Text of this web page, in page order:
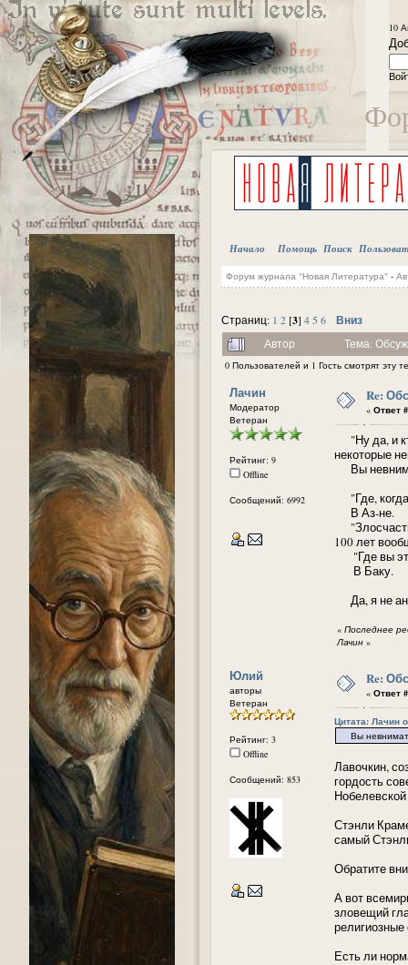
10
Начало Помощь Поиск
Форум журнала "Новая Литература"-
Страниц: 1 2 [3] 4 5 6 Вниз
Автор Тема:
0 Пользователей и 1 Гость смотрят эту
Лачин
Модератор
Ветеран
Рейтинг: 9
Offline
Сообщений: 6992
Re:
« Ответ
"Ну да, и
некоторые
Вы
"Где,
В Аз-не.
100 лет
"Где вы
В Баку.
Да, я не
« Последнее
Лачин »
Юлий
авторы
Ветеран
Рейтинг: 3
Offline
Сообщений: 853
Re:
« Ответ
Цитата: Лачин
Вы
Лавочкин,
гордость
Стэнли
самый
Обратите
А вот
зловещий
Есть ли